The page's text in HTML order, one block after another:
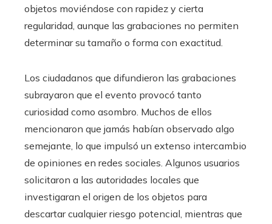
objetos moviéndose con rapidez y cierta
regularidad, aunque las grabaciones no permiten
determinar su tamaño o forma con exactitud.
Los ciudadanos que difundieron las grabaciones
subrayaron que el evento provocó tanto
curiosidad como asombro. Muchos de ellos
mencionaron que jamás habían observado algo
semejante, lo que impulsó un extenso intercambio
de opiniones en redes sociales. Algunos usuarios
solicitaron a las autoridades locales que
investigaran el origen de los objetos para
descartar cualquier riesgo potencial, mientras que